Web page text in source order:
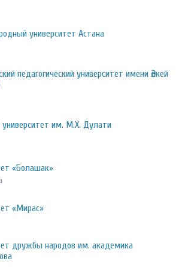
университет Астана
педагогический университет имени Әлкей
университет им. М.Х. Дулати
«Болашак»
«Мирас»
дружбы народов им. академика